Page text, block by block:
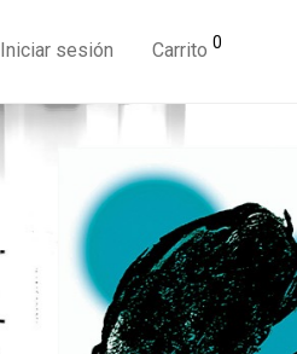
Iniciar sesión Carrito 0